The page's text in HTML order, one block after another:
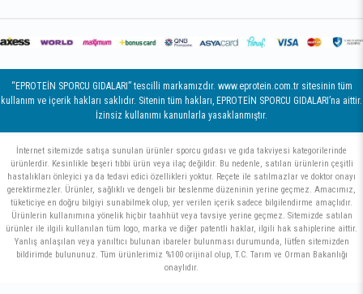
“EPROTEİN SPORCU GIDALARI” tescilli markamızdır. www.eprotein.com.tr sitesinin tüm
kullanım ve içerik hakları saklıdır. Sitenin tüm hakları, EPROTEİN SPORCU GIDALARI’na aittir.
İzinsiz kullanımı kanunlarla yasaklanmıştır.
İnternet sitemizde satışa sunulan ürünler sporcu gıdası ve gıda takviyesi kategorilerinde
ürünlerdir. Kesinlikle beşeri tıbbi ürün veya ilaç değildir. Bu nedenle, satılan ürünlerin çeşitli
hastalıkları önleyici ya da tedavi edici özellikleri yoktur. Reçete ile satılmazlar ve doktor onayı
gerektirmezler. Ürünler, sağlıklı ve dengeli bir beslenme düzeninin yerine geçmez. Amacımız,
tüketiciye en doğru bilgiyi sunabilmek olup, yer verilen içerik sadece bilgilendirme amaçlıdır.
Ürünlerin kullanımına yönelik hiçbir taahhüt veya tavsiye yerine geçmez. Sitemizde satılan
ürünler ile ilgili kullanılan tüm logo, marka ve diğer patentli haklar, ilgili hak sahiplerine aittir.
Yanlış anlaşılan veya yanıltıcı bulunan ibareler bulunması durumunda, lütfen sitemizden
bildirimde bulununuz. Tüm ürünlerimiz %100 orijinal olup, T.C. Tarım ve Orman Bakanlığı
onaylıdır.